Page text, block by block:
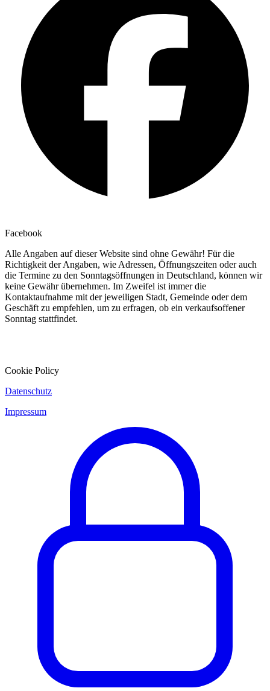
Facebook
Alle Angaben auf dieser Website sind ohne Gewähr! Für die
Richtigkeit der Angaben, wie Adressen, Öffnungszeiten oder auch
die Termine zu den Sonntagsöffnungen in Deutschland, können wir
keine Gewähr übernehmen. Im Zweifel ist immer die
Kontaktaufnahme mit der jeweiligen Stadt, Gemeinde oder dem
Geschäft zu empfehlen, um zu erfragen, ob ein verkaufsoffener
Sonntag stattfindet.
Cookie Policy
Datenschutz
Impressum